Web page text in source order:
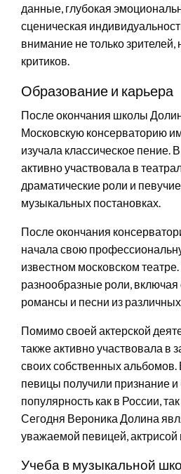
данные, глубокая
сценическая
внимание не только
критиков.
Образование и карьера
После окончания школы
Московскую консерваторию
изучала классическое пение.
активно участвовала в
драматические роли и
музыкальных постановках.
После окончания
начала свою
известном московском
разнообразные роли,
романсы и песни из
Помимо своей актерской
также активно участвовала в
своих собственных альбомов.
певицы получили признание
популярность как в России,
Сегодня Вероника Долина
уважаемой певицей, актрисой
Учеба в музыкальной